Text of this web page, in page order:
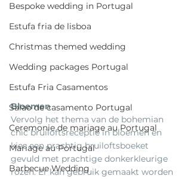
Bespoke wedding in Portugal
Estufa fria de lisboa
Christmas themed wedding
Wedding packages Portugal
Estufa Fria Casamentos
Salao de casamento Portugal
Ceremonie de mariage au Portugal
Mariage au Portugal
Barbecue Wedding
Bloemen
Vervolg het thema van de bohemian
chic bruiloftsreceptie in bloemen en
kies een prachtig bruiloftsboeket
gevuld met prachtige donkerkleurige
rozen. Er kan gebruik gemaakt worden